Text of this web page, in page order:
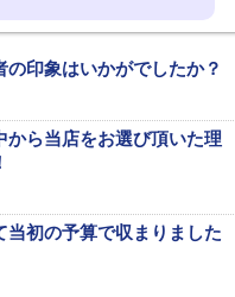
の印象はいかがでしたか？
から当店をお選び頂いた理
当初の予算で収まりました